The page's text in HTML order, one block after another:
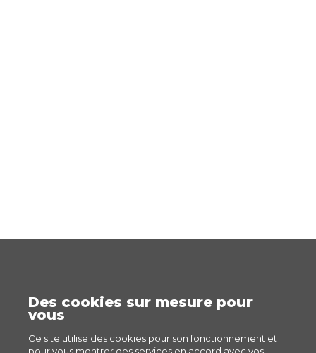
Des cookies sur mesure pour
vous
Ce site utilise des cookies pour son fonctionnement et